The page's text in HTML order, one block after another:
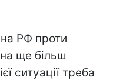
РФ проти
ще більш
ситуації треба